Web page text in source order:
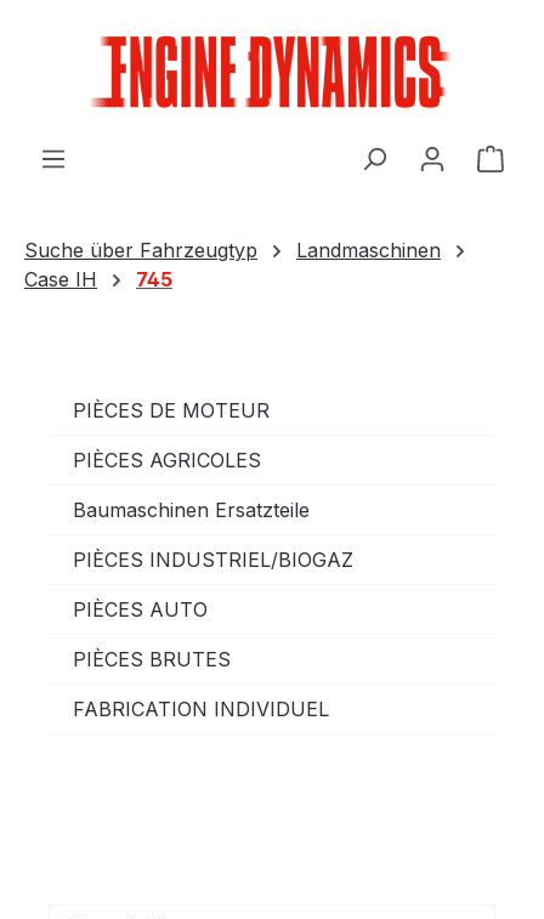
Le
Suche über Fahrzeugtyp
Landmaschinen
Case IH
745
PIÈCES DE MOTEUR
PIÈCES AGRICOLES
Baumaschinen Ersatzteile
PIÈCES INDUSTRIEL/BIOGAZ
PIÈCES AUTO
PIÈCES BRUTES
FABRICATION INDIVIDUEL